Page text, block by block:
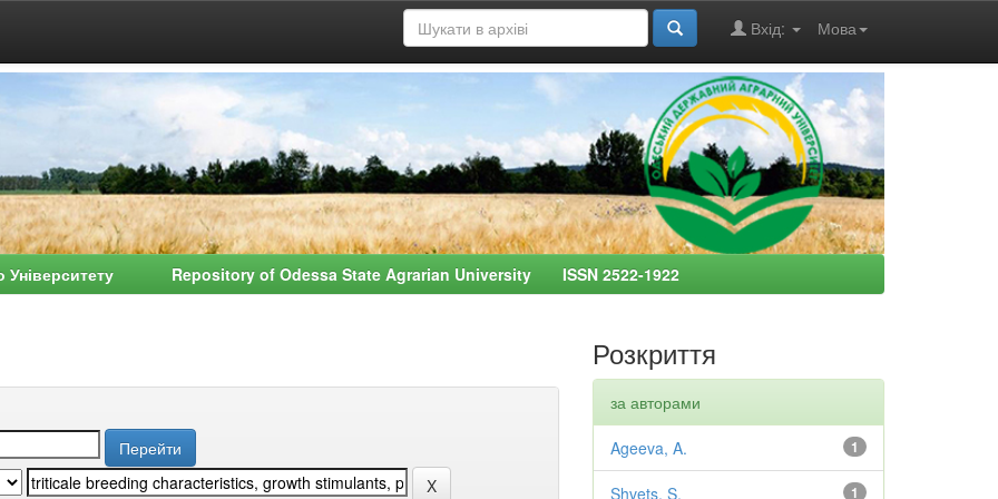
Мова
Вхід:
Університету Repository of Odessa State Agrarian University ISSN 2522-1922
Розкриття
за авторами
1
Ageeva, A.
1
Shvets, S.